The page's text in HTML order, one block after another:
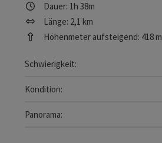
Dauer: 1h 38m
Länge: 2,1 km
Höhenmeter aufsteigend: 418 m
Schwierigkeit:
Leicht
Kondition:
Leicht
Panorama:
Einzelne Ausblicke